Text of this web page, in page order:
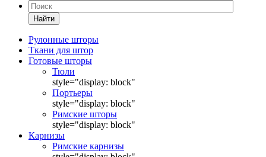
Найти
Рулонные шторы
Ткани для штор
Готовые шторы
Тюли
style="display: block"
Портьеры
style="display: block"
Римские шторы
style="display: block"
Карнизы
Римские карнизы